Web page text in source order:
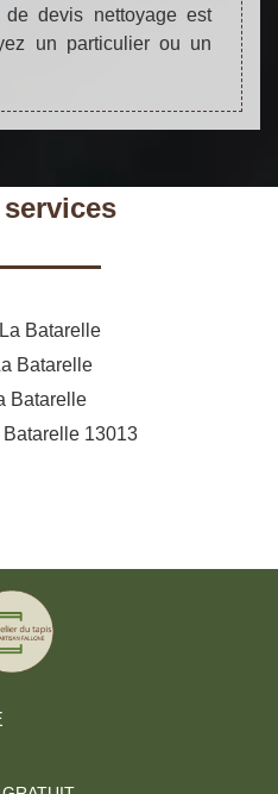
devis nettoyage est
un particulier ou un
Batarelle
Batarelle
Batarelle
13013